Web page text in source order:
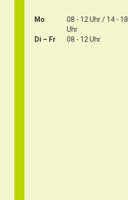
Mo
08 - 12 Uhr / 14 - 18
Uhr
Di – Fr
08 - 12 Uhr